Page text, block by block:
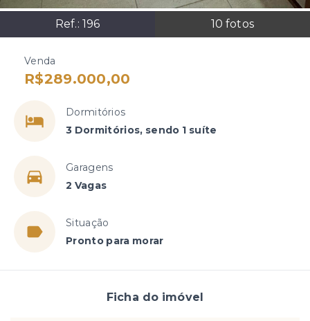
Ref.: 196 10 fotos
Venda
R$289.000,00
Dormitórios
3 Dormitórios, sendo 1 suíte
Garagens
2 Vagas
Situação
Pronto para morar
Ficha do imóvel